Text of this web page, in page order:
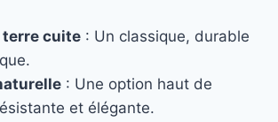
terre cuite : Un classique, durable
: Une option haut de
et élégante.